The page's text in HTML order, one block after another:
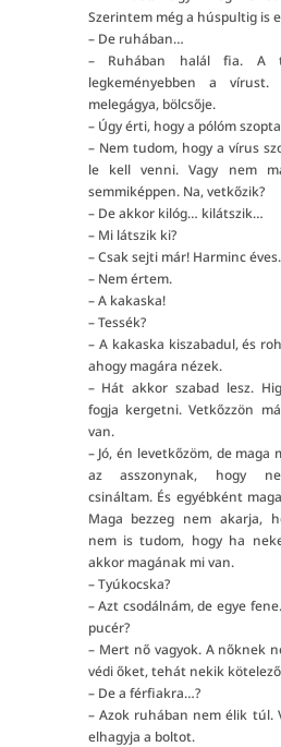
Szerintem még a húspultig is
– De ruhában…
– Ruhában halál fia. A
legkeményebben a
melegágya, bölcsője.
– Úgy érti, hogy a pólóm
– Nem tudom, hogy a vírus
le kell venni. Vagy nem
semmiképpen. Na, vetkőzik?
– De akkor kilóg… kilátszik…
– Mi látszik ki?
– Csak sejti már! Harminc éves.
– Nem értem.
– A kakaska!
– Tessék?
– A kakaska kiszabadul, és
ahogy magára nézek.
– Hát akkor szabad lesz.
fogja kergetni. Vetkőzzön
van.
– Jó, én levetkőzöm, de maga
az asszonynak, hogy
csináltam. És egyébként
Maga bezzeg nem akarja,
nem is tudom, hogy ha
akkor magának mi van.
– Tyúkocska?
– Azt csodálnám, de egye
pucér?
– Mert nő vagyok. A nőknek
védi őket, tehát nekik
– De a férfiakra…?
– Azok ruhában nem élik túl.
elhagyja a boltot.